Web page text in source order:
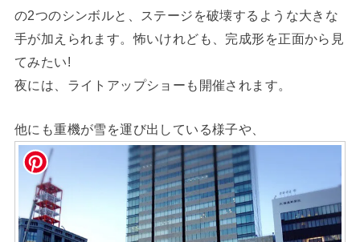
の2つのシンボルと、ステージを破壊するような大きな
手が加えられます。怖いけれども、完成形を正面から見
てみたい!
夜には、ライトアップショーも開催されます。
他にも重機が雪を運び出している様子や、